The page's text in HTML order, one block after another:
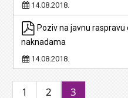
14.08.2018.
Poziv na javnu
naknadama
14.08.2018.
1 2 3